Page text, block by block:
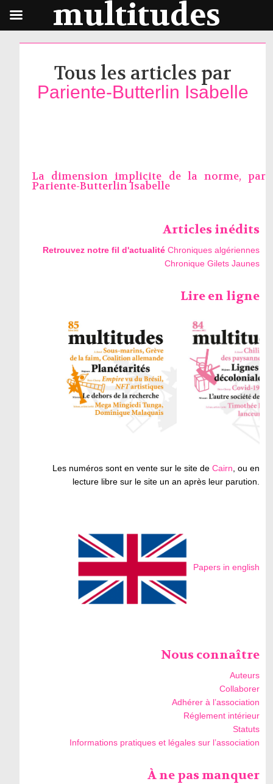
Tous les articles par
Pariente-Butterlin Isabelle
La dimension implicite de la norme, par
Pariente-Butterlin Isabelle
Articles inédits
Retrouvez notre fil d'actualité Chroniques algériennes
Chronique Gilets Jaunes
Lire en ligne
Les numéros sont en vente sur le site deCairn, ou en
lecture libre sur le site un an après leur parution.
Papers in english
Nous connaître
Auteurs
Collaborer
Adhérer à l’association
Réglement intérieur
Statuts
Informations pratiques et légales sur l’association
À ne pas manquer
multitudes